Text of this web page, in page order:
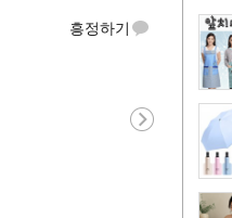
흥정하기